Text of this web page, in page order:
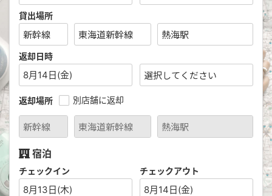
貸出場所
返却日時
8月14日(金)
返却場所 別店舗に返却
宿泊
チェックイン
8月13日(木)
チェックアウト
8月14日(金)